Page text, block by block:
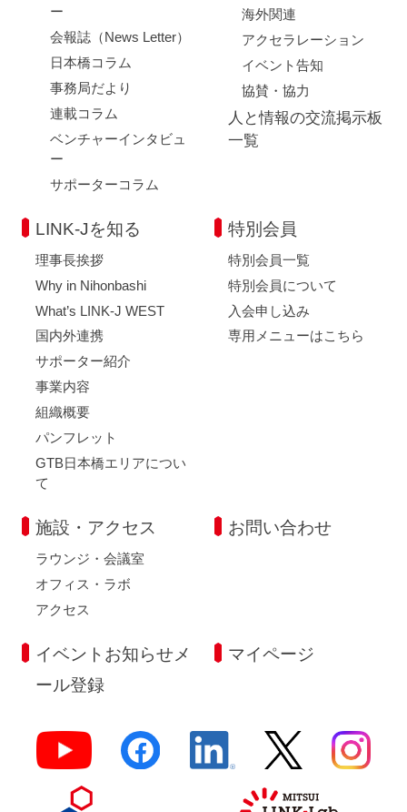
ー
会報誌（News Letter）
日本橋コラム
事務局だより
連載コラム
ベンチャーインタビュ
ー
サポーターコラム
海外関連
アクセラレーション
イベント告知
協賛・協力
人と情報の交流掲示板
一覧
LINK-Jを知る
理事長挨拶
Why in Nihonbashi
What’s LINK-J WEST
国内外連携
サポーター紹介
事業内容
組織概要
パンフレット
GTB日本橋エリアについ
て
特別会員
特別会員一覧
特別会員について
入会申し込み
専用メニューはこちら
施設・アクセス
ラウンジ・会議室
オフィス・ラボ
アクセス
お問い合わせ
イベントお知らせメ
ール登録
マイページ